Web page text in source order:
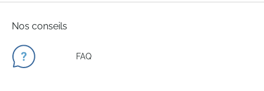
Nos conseils
FAQ